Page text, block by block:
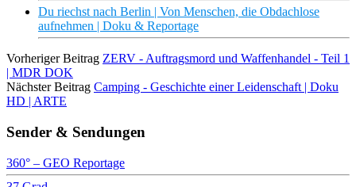
Du riechst nach Berlin | Von Menschen, die Obdachlose
aufnehmen | Doku & Reportage
Vorheriger Beitrag ZERV - Auftragsmord und Waffenhandel - Teil 1
| MDR DOK
Nächster Beitrag Camping - Geschichte einer Leidenschaft | Doku
HD | ARTE
Sender & Sendungen
360° – GEO Reportage